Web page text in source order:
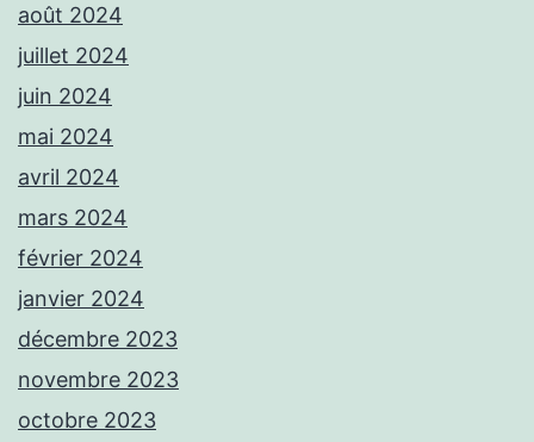
août 2024
juillet 2024
juin 2024
mai 2024
avril 2024
mars 2024
février 2024
janvier 2024
décembre 2023
novembre 2023
octobre 2023